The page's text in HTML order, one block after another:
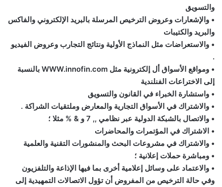
والتسويق
• والإشعارات وعروض الترخيص المرسلة بالبريد الإلكتروني والفاكس
والبريد والكتيبات
• والاستعراضات مثل النماذج الأولية ونتائج التجارب وعروض الفيديو
.
• ومواقع الأسواق أل إلكترونية مثل WWW.innofin.com بالنسبة
إلى الاختراعات الفنلندية
• واستشارة الخبراء في القانون والتسويق
• والاشتراك في الأسواق التجارية والمعارض وملتقيات الشراكة .
• والاتصال بالشبكة الدولية عبر نظامي ,, 7 و & % مثلا ؛
• الاشتراك في المؤتمرات والمحاضرات
• والاشتراك في مشروعات البحث والمنشورات التقنية والعلمية
• ومباشرة حملات إعلانية ؛
• والاعتماد على وسائل إعلامية أخرى بما فيها الإذاعة والتلفزيون
وفي حالة الترخيص من المفروض أن تؤول الاتصالات التمهيدية إلى